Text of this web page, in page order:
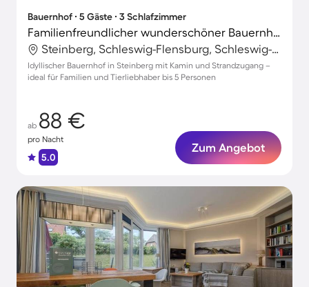
Bauernhof ∙ 5 Gäste ∙ 3 Schlafzimmer
Familienfreundlicher wunderschöner Bauernhof mit Whirlpool, Garten und Grill | Haustiere erlaubt
Steinberg, Schleswig-Flensburg, Schleswig-Holstein
Idyllischer Bauernhof in Steinberg mit Kamin und Strandzugang –
ideal für Familien und Tierliebhaber bis 5 Personen
ab 88 €
pro Nacht
5.0
Zum Angebot